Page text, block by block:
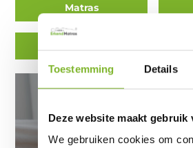
Toestemming Details
Deze website maakt gebruik
We gebruiken cookies om
Matras
Let hierop bij het
de beste